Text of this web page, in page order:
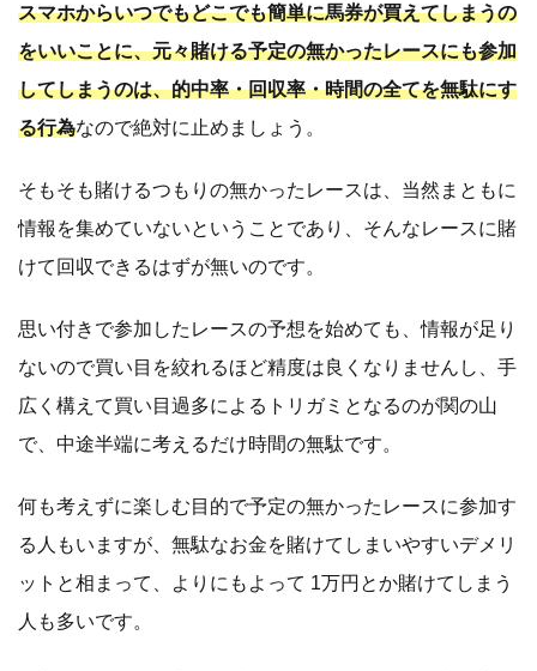
スマホからいつでもどこでも簡単に馬券が買えてしまうの
をいいことに、元々賭ける予定の無かったレースにも参加
してしまうのは、的中率・回収率・時間の全てを無駄にす
る行為なので絶対に止めましょう。
そもそも賭けるつもりの無かったレースは、当然まともに
情報を集めていないということであり、そんなレースに賭
けて回収できるはずが無いのです。
思い付きで参加したレースの予想を始めても、情報が足り
ないので買い目を絞れるほど精度は良くなりませんし、手
広く構えて買い目過多によるトリガミとなるのが関の山
で、中途半端に考えるだけ時間の無駄です。
何も考えずに楽しむ目的で予定の無かったレースに参加す
る人もいますが、無駄なお金を賭けてしまいやすいデメリ
ットと相まって、よりにもよって 1万円とか賭けてしまう
人も多いです。